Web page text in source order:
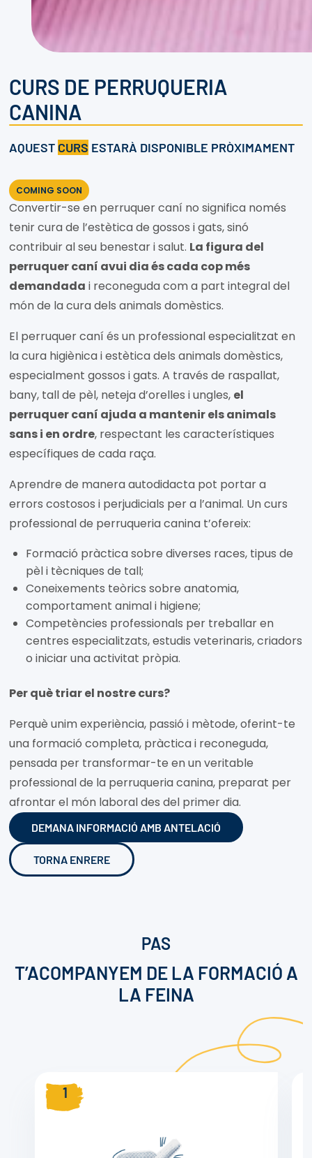
CURS DE PERRUQUERIA
CANINA
AQUEST CURS ESTARÀ DISPONIBLE PRÒXIMAMENT
COMING SOON
Convertir-se en perruquer caní no significa només
tenir cura de l’estètica de gossos i gats, sinó
contribuir al seu benestar i salut. La figura del
perruquer caní avui dia és cada cop més
demandada i reconeguda com a part integral del
món de la cura dels animals domèstics.
El perruquer caní és un professional especialitzat en
la cura higiènica i estètica dels animals domèstics,
especialment gossos i gats. A través de raspallat,
bany, tall de pèl, neteja d’orelles i ungles, el
perruquer caní ajuda a mantenir els animals
sans i en ordre, respectant les característiques
específiques de cada raça.
Aprendre de manera autodidacta pot portar a
errors costosos i perjudicials per a l’animal. Un curs
professional de perruqueria canina t’ofereix:
Formació pràctica sobre diverses races, tipus de
pèl i tècniques de tall;
Coneixements teòrics sobre anatomia,
comportament animal i higiene;
Competències professionals per treballar en
centres especialitzats, estudis veterinaris, criadors
o iniciar una activitat pròpia.
Per què triar el nostre curs?
Perquè unim experiència, passió i mètode, oferint-te
una formació completa, pràctica i reconeguda,
pensada per transformar-te en un veritable
professional de la perruqueria canina, preparat per
afrontar el món laboral des del primer dia.
DEMANA INFORMACIÓ AMB ANTELACIÓ
TORNA ENRERE
PAS
T’ACOMPANYEM DE LA FORMACIÓ A
LA FEINA
1